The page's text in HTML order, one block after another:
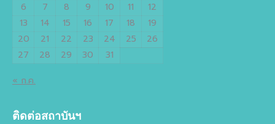
6
7 8 9 10 11
12
13
14 15 16 17 18
19
20
21 22 23 24 25
26
27
28 29 30
31
« ก.ค.
ติดต่อสถาบันฯ